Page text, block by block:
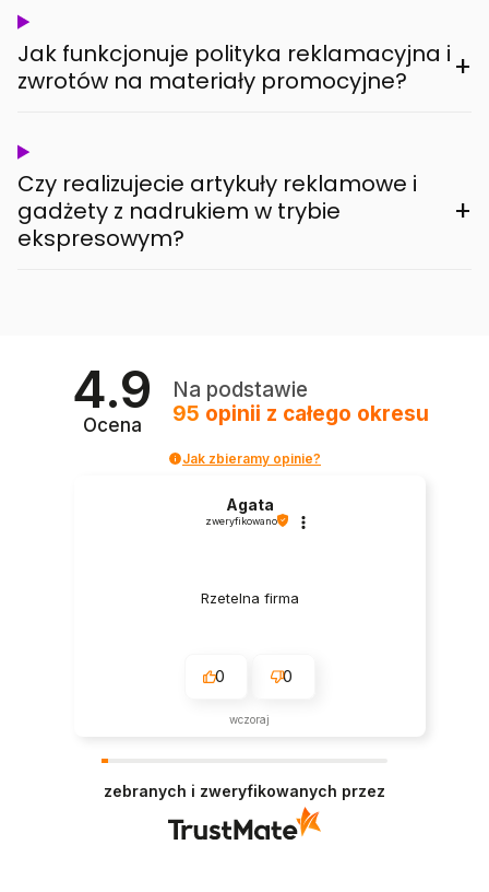
Jak funkcjonuje polityka reklamacyjna i
zwrotów na materiały promocyjne?
+
Czy realizujecie artykuły reklamowe i
gadżety z nadrukiem w trybie
ekspresowym?
+
4.9
Ocena
Na podstawie
95 opinii z całego okresu
Jak zbieramy opinie?
Agata
zweryfikowano
Rzetelna firma
0 0
wczoraj
zebranych i zweryfikowanych przez